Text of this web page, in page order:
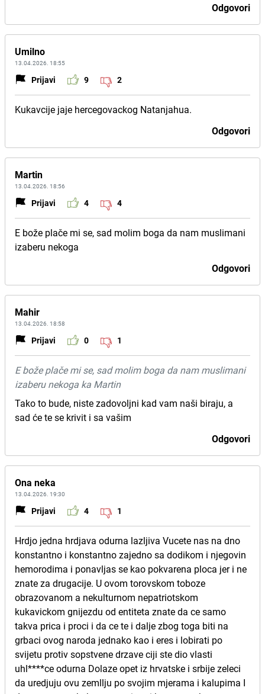
Odgovori
Umilno
13.04.2026. 18:55
Prijavi 9 2
Kukavcije jaje hercegovackog Natanjahua.
Odgovori
Martin
13.04.2026. 18:56
Prijavi 4 4
E bože plače mi se, sad molim boga da nam muslimani
izaberu nekoga
Odgovori
Mahir
13.04.2026. 18:58
Prijavi 0 1
E bože plače mi se, sad molim boga da nam muslimani
izaberu nekoga ka Martin
Tako to bude, niste zadovoljni kad vam naši biraju, a
sad će te se krivit i sa vašim
Odgovori
Ona neka
13.04.2026. 19:30
Prijavi 4 1
Hrdjo jedna hrdjava odurna lazljiva Vucete nas na dno
konstantno i konstantno zajedno sa dodikom i njegovin
hemorodima i ponavljas se kao pokvarena ploca jer i ne
znate za drugacije. U ovom torovskom toboze
obrazovanom a nekulturnom nepatriotskom
kukavickom gnijezdu od entiteta znate da ce samo
takva prica i proci i da ce te i dalje zbog toga biti na
grbaci ovog naroda jednako kao i eres i lobirati po
svijetu protiv sopstvene drzave ciji ste dio vlasti
uhl****ce odurna Dolaze opet iz hrvatske i srbije zeleci
da uredjuju ovu zemllju po svojim mjerama i kalupima I